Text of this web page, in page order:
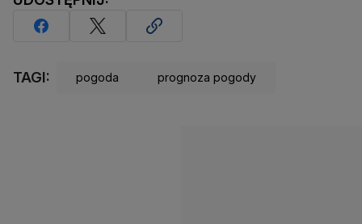
TAGI: pogoda prognoza pogody